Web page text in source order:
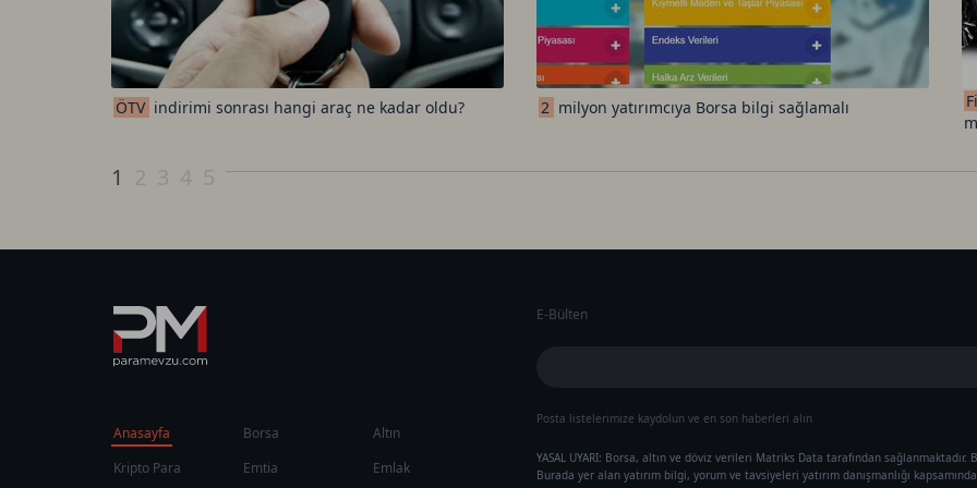
ÖTV indirimi sonrası hangi araç ne kadar oldu? 2 milyon yatırımcıya Borsa bilgi sağlamalı
1
Anasayfa Borsa
Altın
Kripto Para
Emtia Emlak
E-Bülten
Posta listelerimize kaydolun ve en son haberleri alın
YASAL UYARI: Borsa, altın ve döviz verileri Matriks Data tarafından
Burada yer alan yatırım bilgi, yorum ve tavsiyeleri yatırım danışmanlığı